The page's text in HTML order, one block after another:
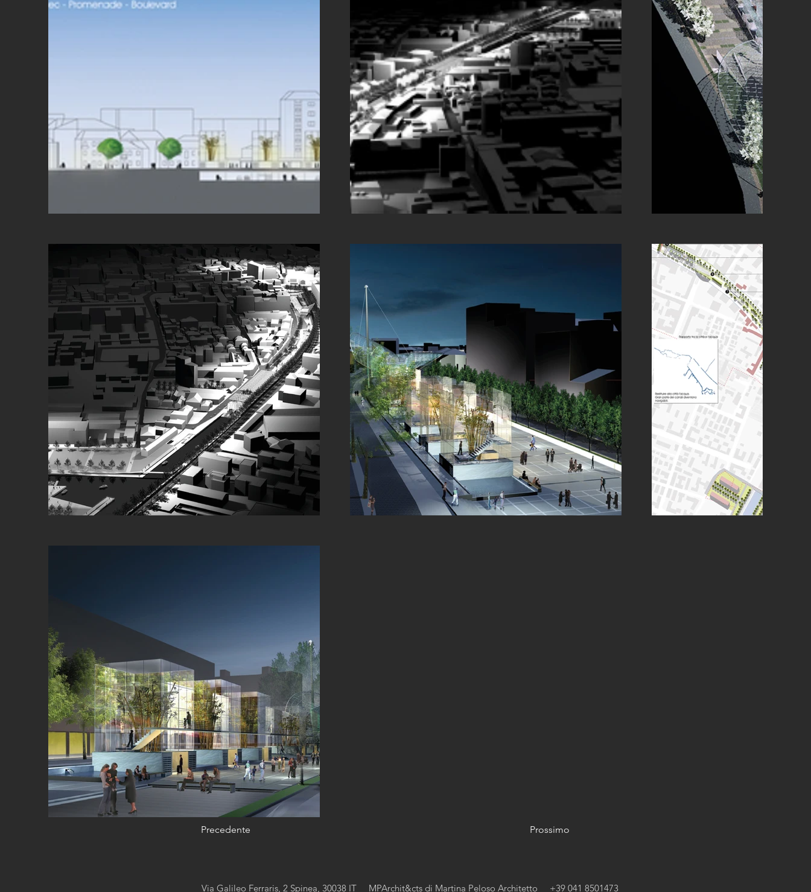
Precedente Prossimo
Via Galileo Ferraris, 2 Spinea, 30038 IT MPArchit&cts di Martina Peloso Architetto +39 041 8501473